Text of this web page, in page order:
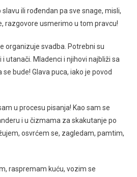
ili rođendan pa sve snage, misli,
razgovore usmerimo u tom pravcu!
organizuje svadba. Potrebni su
utanači. Mladenci i njihovi najbliži sa
bude! Glava puca, iako je povod
u procesu pisanja! Kao sam se
i u čizmama za skakutanje po
osvrćem se, zagledam, pamtim,
raspremam kuću, vozim se